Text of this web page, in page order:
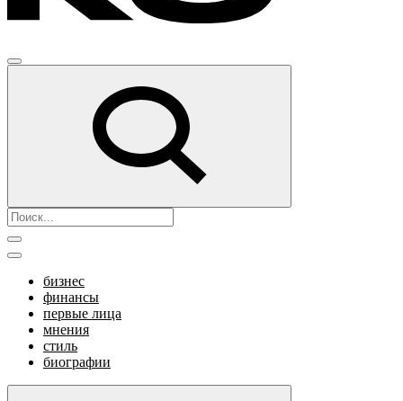
бизнес
финансы
первые лица
мнения
стиль
биографии